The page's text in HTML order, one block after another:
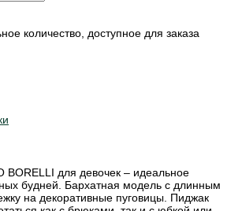
количество, доступное для заказа
BORELLI для девочек – идеальное
будней. Бархатная модель с длинным
на декоративные пуговицы. Пиджак